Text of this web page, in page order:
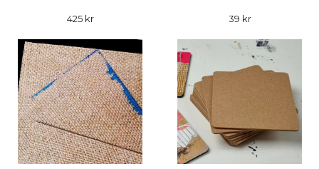
425 kr 39 kr